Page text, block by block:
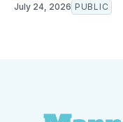
July 24, 2026 PUBLIC